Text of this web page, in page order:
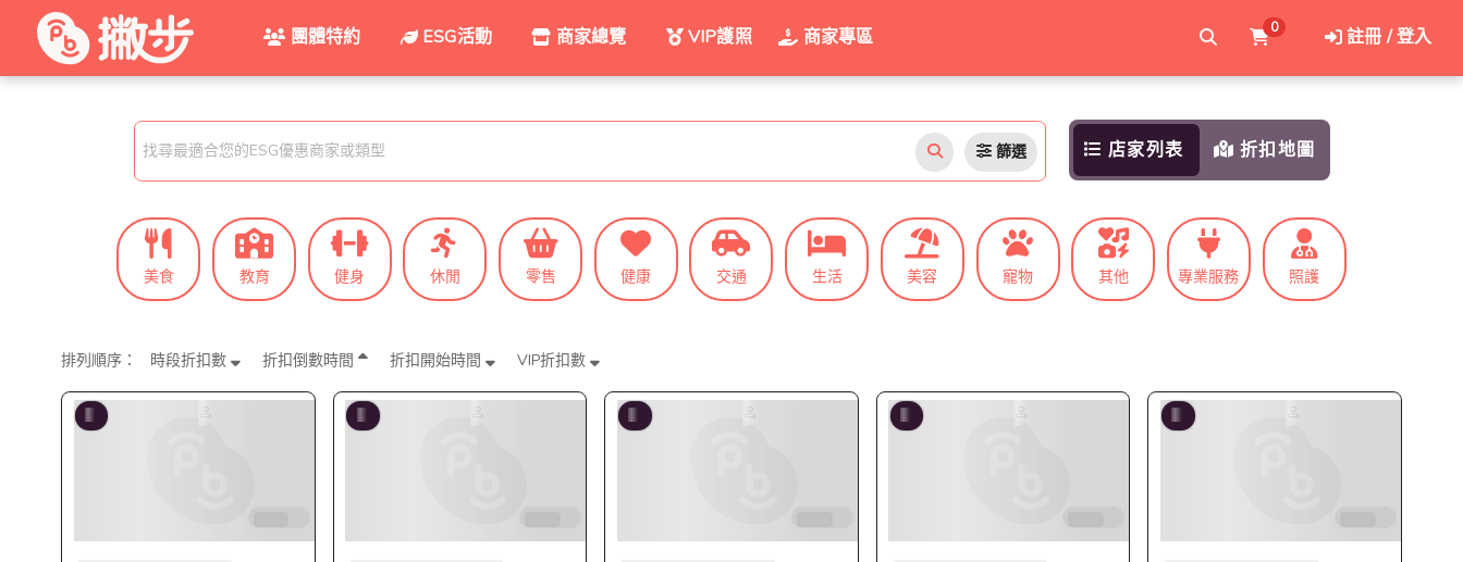
團體特約 ESG活動 商家總覽 VIP護照 商家專區 0 註冊 / 登入
找尋最適合您的ESG優惠商家或類型 篩選 店家列表 折扣地圖
美食 教育 健身 休閒 零售 健康 交通 生活 美容 寵物 其他 專業服務 照護
排列順序： 時段折扣數 折扣倒數時間 折扣開始時間 VIP折扣數